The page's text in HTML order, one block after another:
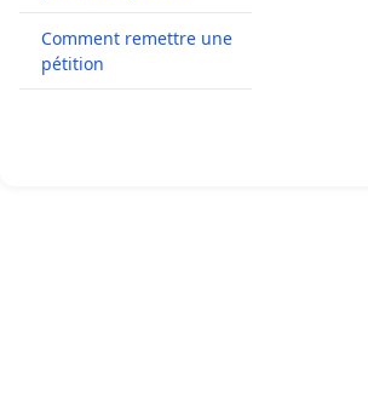
Comment remettre une
pétition